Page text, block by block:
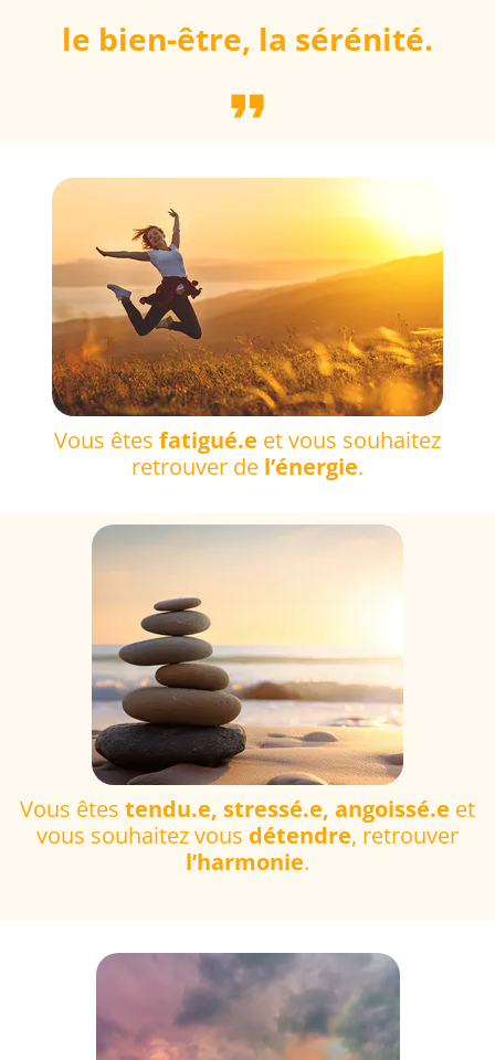
le bien-être, la sérénité.
format_quote
Vous êtes fatigué.e et vous souhaitez
retrouver de l’énergie.
Vous êtes tendu.e, stressé.e, angoissé.e et
vous souhaitez vous détendre, retrouver
l’harmonie.